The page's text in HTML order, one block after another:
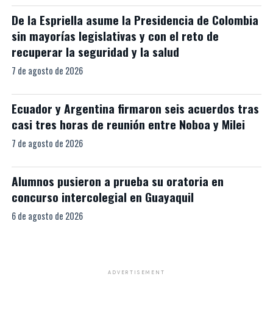
De la Espriella asume la Presidencia de Colombia
sin mayorías legislativas y con el reto de
recuperar la seguridad y la salud
7 de agosto de 2026
Ecuador y Argentina firmaron seis acuerdos tras
casi tres horas de reunión entre Noboa y Milei
7 de agosto de 2026
Alumnos pusieron a prueba su oratoria en
concurso intercolegial en Guayaquil
6 de agosto de 2026
ADVERTISEMENT